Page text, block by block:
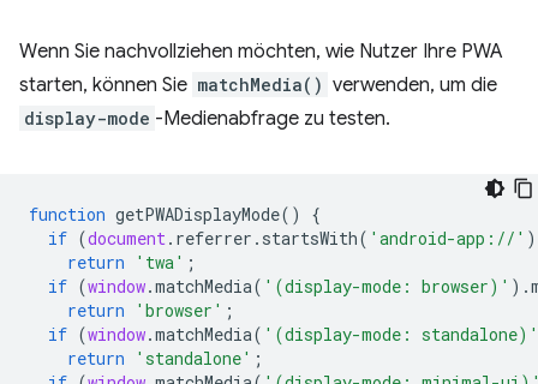
Wenn Sie nachvollziehen möchten, wie Nutzer Ihre PWA
starten, können Sie matchMedia() verwenden, um die
display-mode -Medienabfrage zu testen.
function getPWADisplayMode()
{
if (document. referrer . startsWith( 'android-app://'
return
'twa' ;
if (window.matchMedia( '(display-mode: browser)' ).
return
'browser' ;
if (window.matchMedia( '(display-mode: standalone)'
return
'standalone' ;